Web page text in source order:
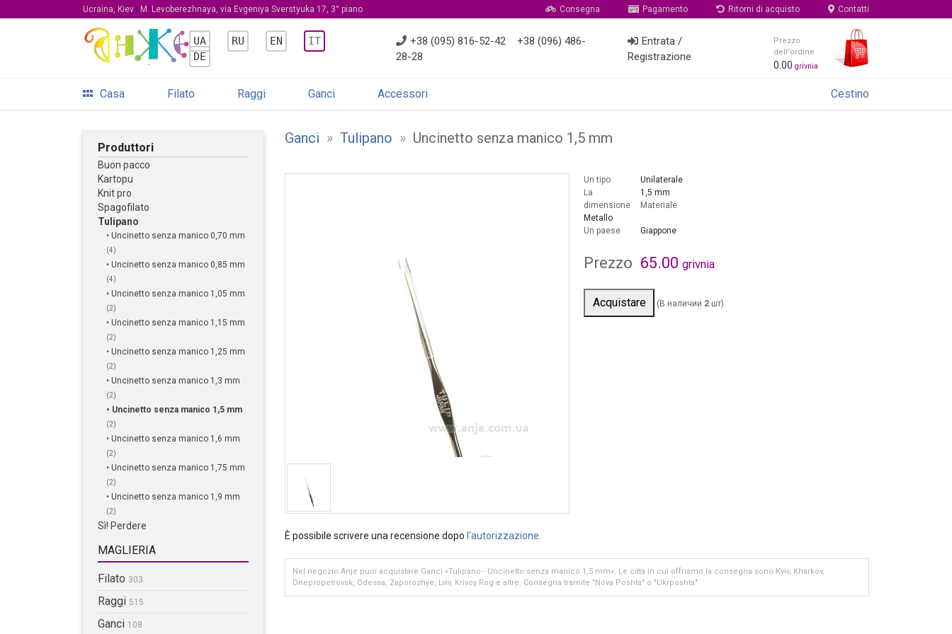
Ucraina, Kiev M. Levoberezhnaya, via Evgeniya Sverstyuka 17, 3° piano Consegna Pagamento Ritorni di acquisto Contatti
UA RU EN
IT
DE
+38 (095) 816-52-42
+38 (096) 486-
28-28
Entrata /
Registrazione
Prezzo
dell'ordine
0.00 grivnia
Casa Filato Raggi Ganci Accessori Cestino
Produttori
Buon pacco
Kartopu
Knit pro
Spagofilato
Tulipano
• Uncinetto senza manico 0,70 mm
(4)
• Uncinetto senza manico 0,85 mm
(4)
• Uncinetto senza manico 1,05 mm
(2)
• Uncinetto senza manico 1,15 mm
(2)
• Uncinetto senza manico 1,25 mm
(2)
• Uncinetto senza manico 1,3 mm
(2)
• Uncinetto senza manico 1,5 mm
(2)
• Uncinetto senza manico 1,6 mm
(2)
• Uncinetto senza manico 1,75 mm
(2)
• Uncinetto senza manico 1,9 mm
(2)
Sì! Perdere
MAGLIERIA
Filato 303
Raggi 515
Ganci 108
Ganci » Tulipano » Uncinetto senza manico 1,5 mm
Un tipo
Unilaterale
La
dimensione
1,5 mm
Materiale
Metallo
Un paese
Giappone
Prezzo 65.00 grivnia
Acquistare (В наличии 2 шт)
È possibile scrivere una recensione dopo l'autorizzazione
Nel negozio Anje puoi acquistare Ganci «Tulipano - Uncinetto senza manico 1,5 mm». Le città in cui offriamo la consegna sono Kyiv, Kharkov,
Dnepropetrovsk, Odessa, Zaporozhye, Lviv, Krivoy Rog e altre. Consegna tramite "Nova Poshta" o "Ukrposhta".